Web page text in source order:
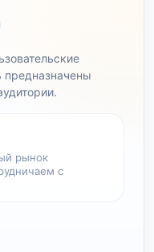
предназначены
рынок
с